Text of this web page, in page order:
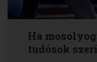
Ha
tudósok